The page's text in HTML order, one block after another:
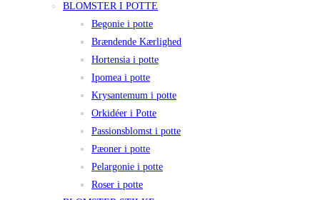
BLOMSTER I POTTE
Begonie i potte
Brændende Kærlighed
Hortensia i potte
Ipomea i potte
Krysantemum i potte
Orkidéer i Potte
Passionsblomst i potte
Pæoner i potte
Pelargonie i potte
Roser i potte